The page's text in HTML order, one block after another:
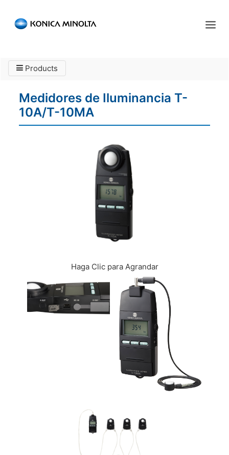
INICIO
PRODUCTOS
Products
Medidores de Iluminancia T-
10A/T-10MA
Haga Clic para Agrandar